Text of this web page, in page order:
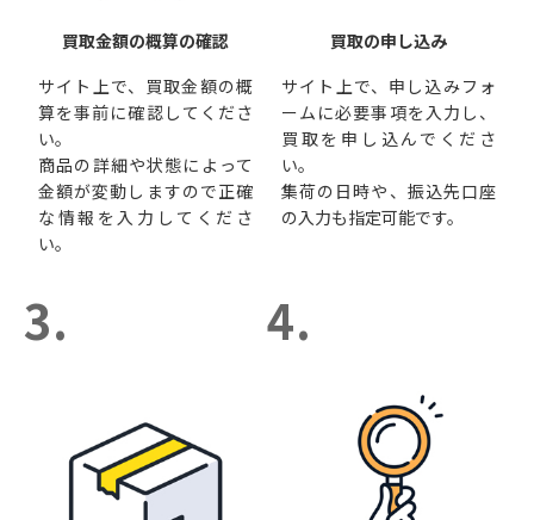
買取金額の概算の確認
サイト上で、買取金額の概
算を事前に確認してくださ
い。
商品の詳細や状態によって
金額が変動しますので正確
な情報を入力してくださ
い。
買取の申し込み
サイト上で、申し込みフォ
ームに必要事項を入力し、
買取を申し込んでくださ
い。
集荷の日時や、振込先口座
の入力も指定可能です。
3. 4.